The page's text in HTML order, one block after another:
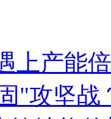
上产能
"攻坚